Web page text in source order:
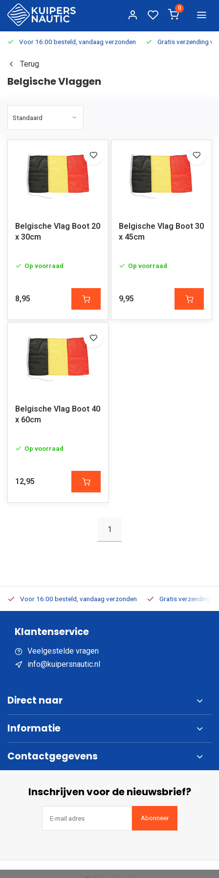
0
Voor 16:00 besteld, vandaag verzonden Gratis verzending
Terug
Belgische Vlaggen
Belgische Vlag Boot 20
x 30cm
Op voorraad
8,95
Belgische Vlag Boot 30
x 45cm
Op voorraad
9,95
Belgische Vlag Boot 40
x 60cm
Op voorraad
12,95
1
Voor 16:00 besteld, vandaag verzonden Gratis verzending
Klantenservice
Veelgestelde vragen
info@kuipersnautic.nl
Direct naar
Informatie
Contactgegevens
Inschrijven voor de nieuwsbrief?
Abonneer